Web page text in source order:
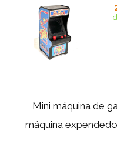
Mini máquina de
máquina